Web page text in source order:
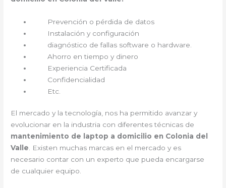
Prevención o pérdida de datos
Instalación y configuración
diagnóstico de fallas software o hardware.
Ahorro en tiempo y dinero
Experiencia Certificada
Confidencialidad
Etc.
El mercado y la tecnología, nos ha permitido avanzar y
evolucionar en la industria con diferentes técnicas de
mantenimiento de laptop a domicilio en Colonia del
Valle. Existen muchas marcas en el mercado y es
necesario contar con un experto que pueda encargarse
de cualquier equipo.